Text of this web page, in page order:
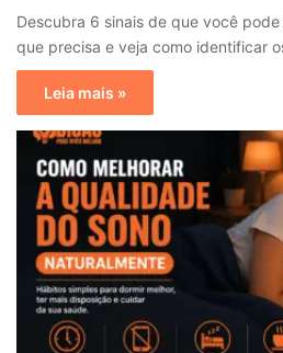
Descubra 6 sinais de que você
que precisa e veja como identificar
Leia mais »